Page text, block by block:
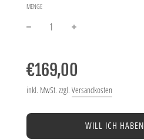
MENGE
Preis
€169,00
inkl. MwSt. zzgl. Versandkosten
WILL ICH HABEN